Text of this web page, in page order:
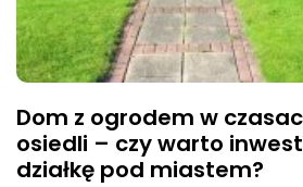
Dom z ogrodem w
osiedli – czy warto
działkę pod miastem?